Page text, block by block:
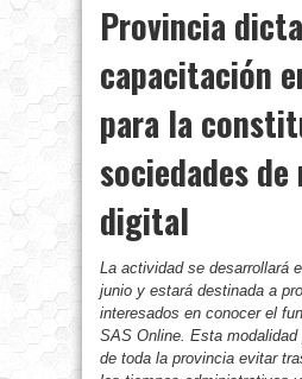
Provincia dicta
capacitación
para la
sociedades de
digital
La actividad se desarrollará
junio y estará destinada a
interesados en conocer el
SAS Online. Esta modalidad
de toda la provincia evitar